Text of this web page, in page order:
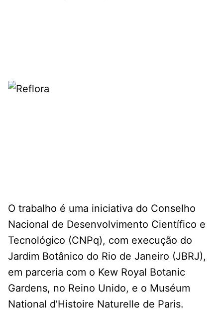
O trabalho é uma iniciativa do Conselho
Nacional de Desenvolvimento Científico e
Tecnológico (CNPq), com execução do
Jardim Botânico do Rio de Janeiro (JBRJ),
em parceria com o Kew Royal Botanic
Gardens, no Reino Unido, e o Muséum
National d’Histoire Naturelle de Paris.